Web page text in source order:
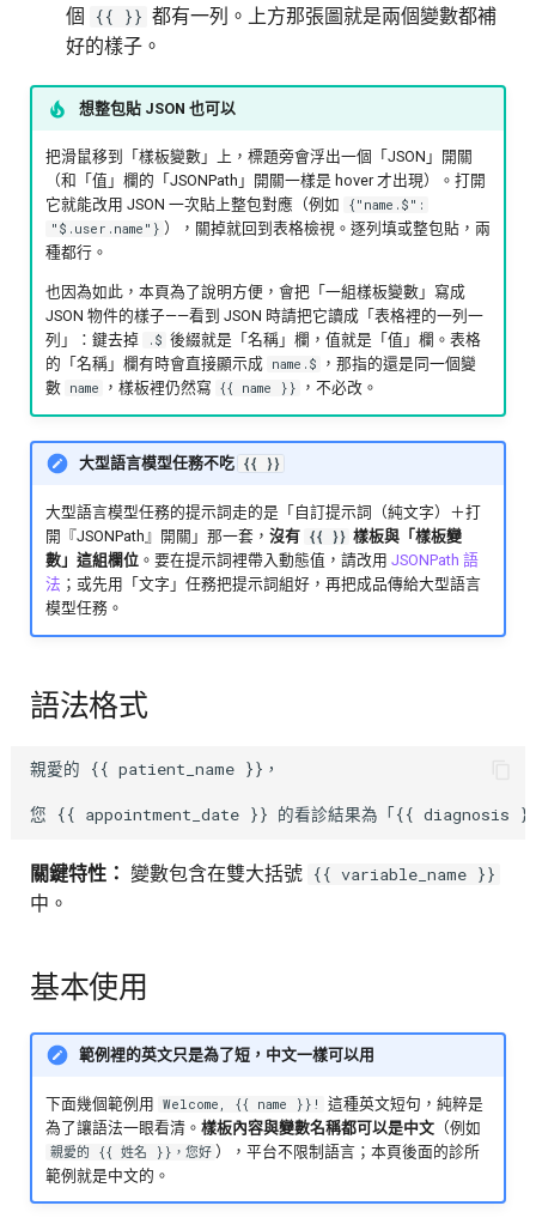
個
{{ }} 都有一列。上方那張圖就是兩個變數都補
好的樣子。
想整包貼 JSON 也可以
把滑鼠移到「樣板變數」上，標題旁會浮出一個「JSON」開關
（和「值」欄的「JSONPath」開關一樣是 hover 才出現）。打開
它就能改用 JSON 一次貼上整包對應（例如
{"name.$":
"$.user.name"} ），關掉就回到表格檢視。逐列填或整包貼，兩
種都行。
也因為如此，本頁為了說明方便，會把「一組樣板變數」寫成
JSON 物件的樣子——看到 JSON 時請把它讀成「表格裡的一列一
列」：鍵去掉
.$ 後綴就是「名稱」欄，值就是「值」欄。表格
的「名稱」欄有時會直接顯示成 name.$
，那指的還是同一個變
數 name ，樣板裡仍然寫 {{ name }} ，不必改。
大型語言模型任務不吃 {{ }}
大型語言模型任務的提示詞走的是「自訂提示詞（純文字）＋打
開『JSONPath』開關」那一套，沒有 {{ }} 樣板與「樣板變
數」這組欄位 。要在提示詞裡帶入動態值，請改用JSONPath 語
法 ；或先用「文字」任務把提示詞組好，再把成品傳給大型語言
模型任務。
語法格式
親愛的 {{ patient_name }}，
關鍵特性： 變數包含在雙大括號 {{ variable_name }}
中。
基本使用
範例裡的英文只是為了短，中文一樣可以用
下面幾個範例用 Welcome, {{ name }}!
這種英文短句，純粹是
為了讓語法一眼看清。樣板內容與變數名稱都可以是中文 （例如
親愛的 {{ 姓名 }}，您好 ），平台不限制語言；本頁後面的診所
範例就是中文的。